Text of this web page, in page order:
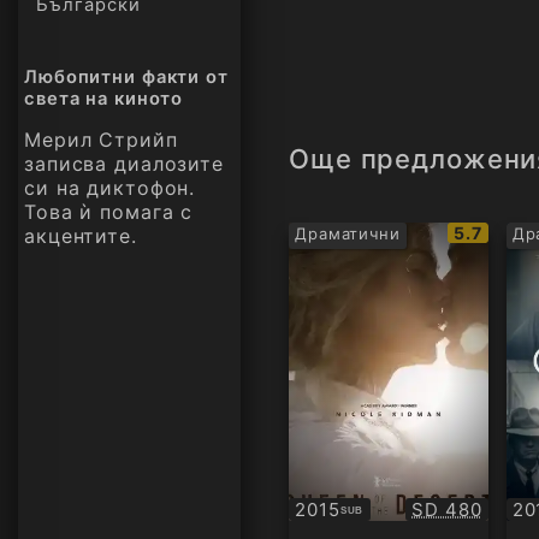
Български
Любопитни факти от
света на киното
Мерил Стрийп
записва диалозите
си на диктофон.
Това ѝ помага с
акцентите.
Още
Драматични
IMDb
рейтинг:
5.7
2015SUB
Субтитри Качество:
SD 480